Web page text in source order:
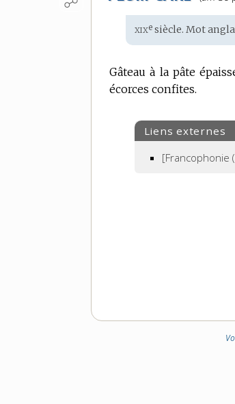
Étymologie
:
xixe siècle. Mot
Gâteau à la pâte
écorces confites.
Liens externes
[Francophonie